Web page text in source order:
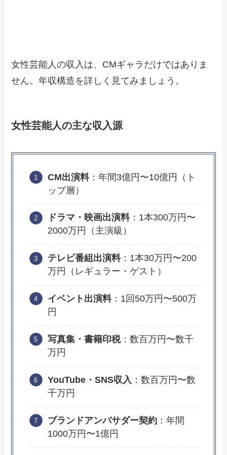
女性芸能人の収入は、CMギャラだけではありま
せん。年収構造を詳しく見てみましょう。
女性芸能人の主な収入源
CM出演料：年間3億円〜10億円（ト
ップ層）
ドラマ・映画出演料：1本300万円〜
2000万円（主演級）
テレビ番組出演料：1本30万円〜200
万円（レギュラー・ゲスト）
イベント出演料：1回50万円〜500万
円
写真集・書籍印税：数百万円〜数千
万円
YouTube・SNS収入 ：数百万円〜数
千万円
ブランドアンバサダー契約：年間
1000万円〜1億円